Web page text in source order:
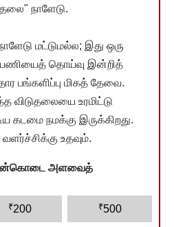
நாளேடு.
மட்டுமல்ல; இது ஒரு
தொய்வு இன்றித்
பங்களிப்பு மிகத் தேவை.
விடுதலையை உரமிட்டு
நமக்கு இருக்கிறது.
உதவும்.
அளவைத்
₹200 ₹500